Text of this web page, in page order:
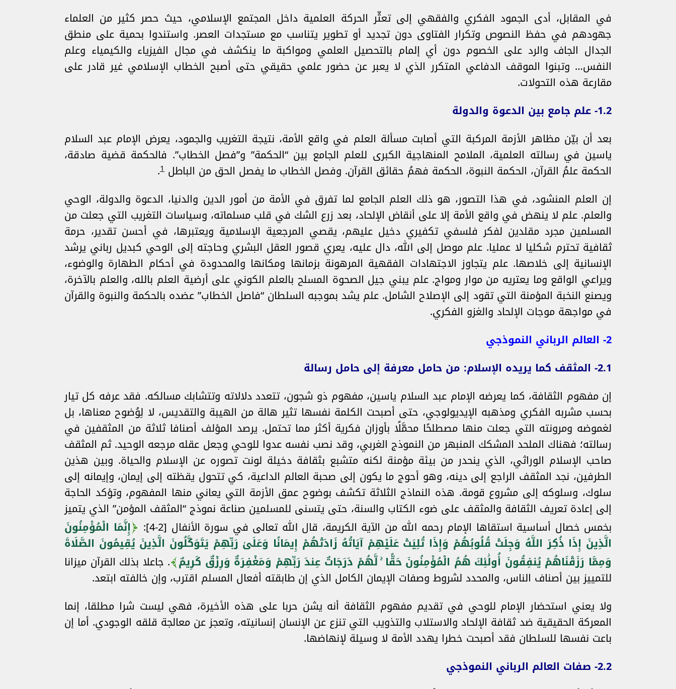
في المقابل، أدى الجمود الفكري والفقهي إلى تعثّر الحركة العلمية داخل المجتمع الإسلامي، حيث حصر كثير من العلماء
جهودهم في حفظ النصوص وتكرار الفتاوى دون تجديد أو تطوير يتناسب مع مستجدات العصر. واستندوا بحمية على منطق
الجدال الجاف والرد على الخصوم دون أي إلمام بالتحصيل العلمي ومواكبة ما ينكشف في مجال الفيزياء والكيمياء وعلم
النفس… وتبنوا الموقف الدفاعي المتكرر الذي لا يعبر عن حضور علمي حقيقي حتى أصبح الخطاب الإسلامي غير قادر على
مقارعة هذه التحولات.
1.2- علم جامع بين الدعوة والدولة
بعد أن بيّن مظاهر الأزمة المركبة التي أصابت مسألة العلم في واقع الأمة، نتيجة التغريب والجمود، يعرض الإمام عبد السلام
ياسين في رسالته العلمية، الملامح المنهاجية الكبرى للعلم الجامع بين “الحكمة” و”فصل الخطاب”. فالحكمة قضية صادقة،
الحكمة علمُ القرآن، الحكمة النبوة، الحكمة فهمُ حقائق القرآن. وفصل الخطاب ما يفصل الحق من الباطل 1
.
إن العلم المنشود، في هذا التصور، هو ذلك العلم الجامع لما تفرق في الأمة من أمور الدين والدنيا، الدعوة والدولة، الوحي
والعلم. علم لا ينهض في واقع الأمة إلا على أنقاض الإلحاد، بعد زرع الشك في قلب مسلماته، وسياسات التغريب التي جعلت من
المسلمين مجرد مقلدين لفكر فلسفي تكفيري دخيل عليهم، يقصي المرجعية الإسلامية ويعتبرها، في أحسن تقدير، حرمة
ثقافية تحترم شكليا لا عمليا. علم موصل إلى الله، دال عليه، يعري قصور العقل البشري وحاجته إلى الوحي كبديل رباني يرشد
الإنسانية إلى خلاصها. علم يتجاوز الاجتهادات الفقهية المرهونة بزمانها ومكانها والمحدودة في أحكام الطهارة والوضوء،
ويراعي الواقع وما يعتريه من موار ومواج. علم يبني جيل الصحوة المسلح بالعلم الكوني على أرضية العلم بالله، والعلم بالآخرة،
ويصنع النخبة المؤمنة التي تقود إلى الإصلاح الشامل. علم يشد بموجبه السلطان “فاصل الخطاب” عضده بالحكمة والنبوة والقرآن
في مواجهة موجات الإلحاد والغزو الفكري.
2- العالم الرباني النموذجي
2.1- المثقف كما يريده الإسلام: من حامل معرفة إلى حامل رسالة
إن مفهوم الثقافة، كما يعرضه الإمام عبد السلام ياسين، مفهوم ذو شجون، تتعدد دلالاته وتتشابك مسالكه. فقد عرفه كل تيار
بحسب مشربه الفكري ومذهبه الإيديولوجي، حتى أصبحت الكلمة نفسها تثير هالة من الهيبة والتقديس، لا لِوُضوح معناها، بل
لغموضه ومرونته التي جعلت منها مصطلحًا محمَّلًا بأوزان فكرية أكثر مما تحتمل. يرصد المؤلف أصنافا ثلاثة من المثقفين في
رسالته؛ فهناك الملحد المشكك المنبهر من النموذج الغربي، وقد نصب نفسه عدوا للوحي وجعل عقله مرجعه الوحيد. ثم المثقف
صاحب الإسلام الوراثي، الذي ينحدر من بيئة مؤمنة لكنه متشبع بثقافة دخيلة لونت تصوره عن الإسلام والحياة. وبين هذين
الطرفين، نجد المثقف الراجع إلى دينه، وهو أحوج ما يكون إلى صحبة العالم الداعية، كي تتحول يقظته إلى إيمان، وإيمانه إلى
سلوك، وسلوكه إلى مشروع قومة. هذه النماذج الثلاثة تكشف بوضوح عمق الأزمة التي يعاني منها المفهوم، وتؤكد الحاجة
إلى إعادة تعريف الثقافة والمثقف على ضوء الكتاب والسنة، حتى يتسنى للمسلمين صناعة نموذج “المثقف المؤمن” الذي يتميز
بخمس خصال أساسية استقاها الإمام رحمه الله من الآية الكريمة، قال الله تعالى في سورة الأنفال [2-4]:
إِنَّمَا الْمُؤْمِنُونَ
الَّذِينَ إِذَا ذُكِرَ اللَّهُ وَجِلَتْ قُلُوبُهُمْ وَإِذَا تُلِيَتْ عَلَيْهِمْ آيَاتُهُ زَادَتْهُمْ إِيمَانًا وَعَلَىٰ رَبِّهِمْ يَتَوَكَّلُونَ الَّذِينَ يُقِيمُونَ الصَّلَاةَ
وَمِمَّا رَزَقْنَاهُمْ يُنفِقُونَ أُولَٰئِكَ هُمُ الْمُؤْمِنُونَ حَقًّا ۚ لَّهُمْ دَرَجَاتٌ عِندَ رَبِّهِمْ وَمَغْفِرَةٌ وَرِزْقٌ كَرِيمٌ . جاعلا بذلك القرآن ميزانا
للتمييز بين أصناف الناس، والمحدد لشروط وصفات الإيمان الكامل الذي إن طابقته أفعال المسلم اقترب، وإن خالفته ابتعد.
ولا يعني استحضار الإمام للوحي في تقديم مفهوم الثقافة أنه يشن حربا على هذه الأخيرة، فهي ليست شرا مطلقا، إنما
المعركة الحقيقية ضد ثقافة الإلحاد والاستلاب والتذويب التي تنزع عن الإنسان إنسانيته، وتعجز عن معالجة قلقه الوجودي. أما إن
باعت نفسها للسلطان فقد أصبحت خطرا يهدد الأمة لا وسيلة لإنهاضها.
2.2- صفات العالم الرباني النموذجي